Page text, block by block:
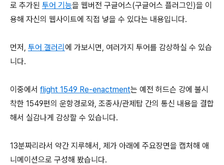
로 추가된 투어 기능을 웹버전 구글어스(구글어스 플러그인)을 이
용해 자신의 웹사이트에 직접 넣을 수 있다는 내용입니다.
먼저, 투어 갤러리 에 가보시면, 여러가지 투어를 감상하실 수 있습
니다.
이중에서 flight 1549 Re-enactment는 예전 허드슨 강에 불시
착한 1549편의 운항경로와, 조종사/관제탑 간의 통신 내용을 결합
해서 실감나게 감상할 수 있습니다.
13분짜리라서 약간 지루해서, 제가 아래에 주요장면을 캡처해 애
니메이션으로 구성해 봤습니다.